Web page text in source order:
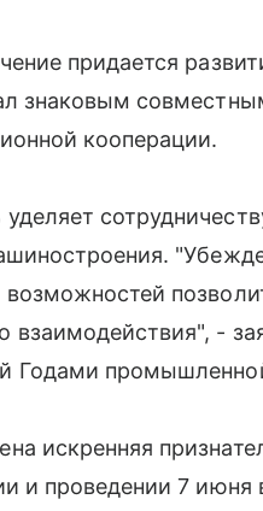
придается
знаковым
кооперации.
взаимодействия", -
Годами
искренняя
и проведении 7